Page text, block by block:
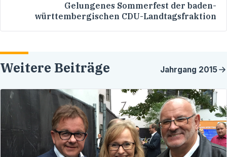
Gelungenes Sommerfest der baden-
württembergischen CDU-Landtagsfraktion
Weitere Beiträge Jahrgang 2015